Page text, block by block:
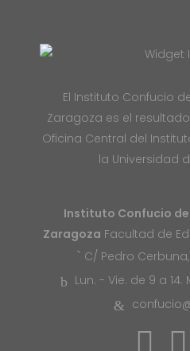
El Instituto Confucio
Zaragoza es el
Oficina Central del
la Universidad
Instituto Confucio
Zaragoza Facultad de
C/ Pedro Cerbuna,
Lun. - Vie. de 9 a 14.